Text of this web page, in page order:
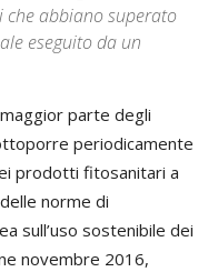
abbiano superato
eseguito da un
parte degli
periodicamente
prodotti fitosanitari a
norme di
sull’uso sostenibile dei
novembre 2016,